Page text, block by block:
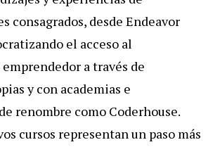
consagrados, desde Endeavor
el acceso al
a través de
y con academias e
renombre como Coderhouse.
cursos representan un paso más